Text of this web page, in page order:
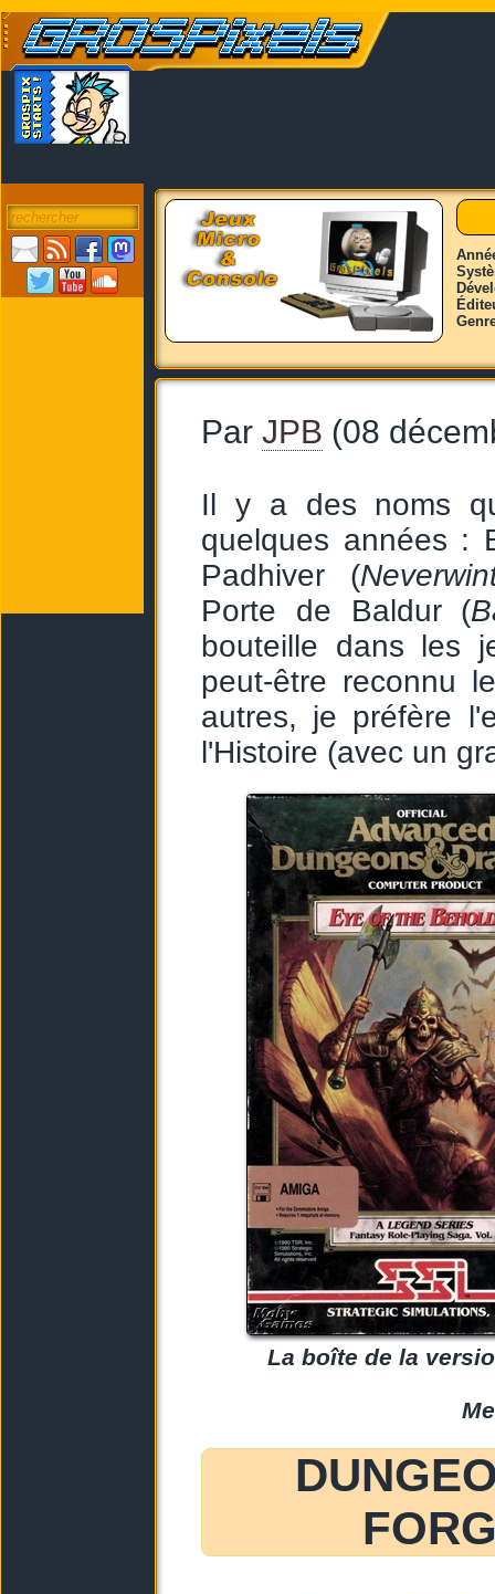
Par JPB (08
Il y a des noms
quelques années :
Padhiver (
Porte de Baldur (
bouteille dans les
peut-être reconnu
autres, je préfère
l'Histoire (avec un
La boîte de la